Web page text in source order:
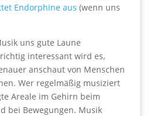
Endorphine aus (wenn uns
uns gute Laune
interessant wird es,
anschaut von Menschen
Wer regelmäßig musiziert
Areale im Gehirn beim
bei Bewegungen. Musik